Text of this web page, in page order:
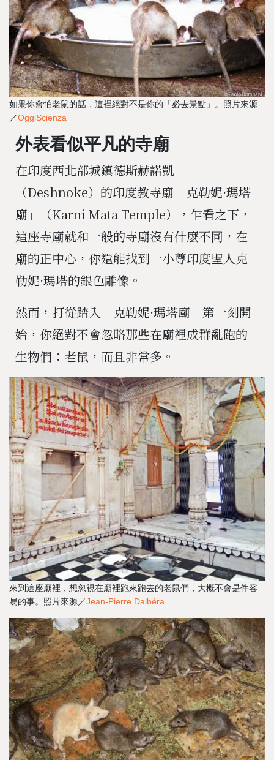
如果你會怕老鼠的話，這裡絕對不是你的「必去景點」。照片來源
／OggiScienza
外表看似平凡的寺廟
在印度西北部城鎮德斯赫諾凱
（Deshnoke）的印度教寺廟「克勒妮·瑪塔
廟」（Karni Mata Temple），乍看之下，
這座寺廟就和一般的寺廟沒有什麼不同，在
廟的正中心，你還能找到一小尊印度聖人克
勒妮·瑪塔的銀色雕像。
然而，打從踏入「克勒妮·瑪塔廟」第一刻開
始，你絕對不會忽略那些在廟裡成群亂跑的
生物們：老鼠，而且非常多。
來到這座廟裡，想忽視在廟裡跑來跑去的老鼠們，大概不會是件容
易的事。照片來源／Jean-Pierre Dalbéra